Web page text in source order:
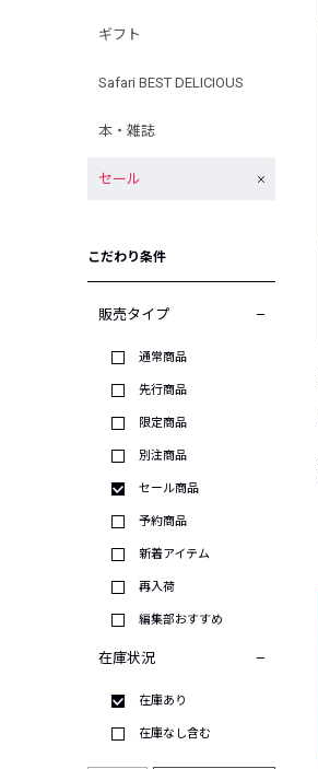
ギフト
Safari BEST DELICIOUS
本・雑誌
セール
こだわり条件
販売タイプ
通常商品
先行商品
限定商品
別注商品
セール商品
予約商品
新着アイテム
再入荷
編集部おすすめ
在庫状況
在庫あり
在庫なし含む